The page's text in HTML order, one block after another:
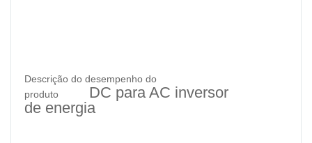
Descrição do desempenho do
produto DC para AC inversor
de energia